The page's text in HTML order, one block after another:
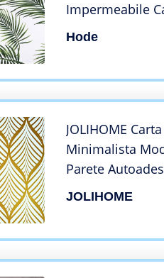
Impermeabile
Autoadesivo
Hode
JOLIHOME
Minimalista
Parete
con Motivo
JOLIHOME